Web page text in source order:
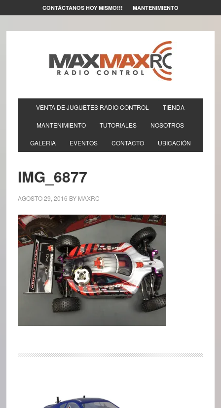
CONTÁCTANOS HOY MISMO!!! MANTENIMIENTO
VENTA DE JUGUETES RADIO CONTROL TIENDA
MANTENIMIENTO TUTORIALES NOSOTROS
GALERIA EVENTOS CONTACTO UBICACIÓN
IMG_6877
AGOSTO 29, 2016 BY MAXRC